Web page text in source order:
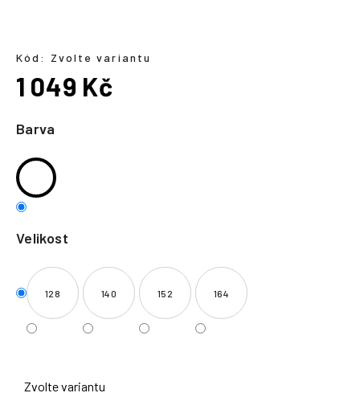
Barva
Velikost
128 140 152 164
Zvolte variantu
Kód: Zvolte variantu
1 049 Kč
cena:
í
t
?